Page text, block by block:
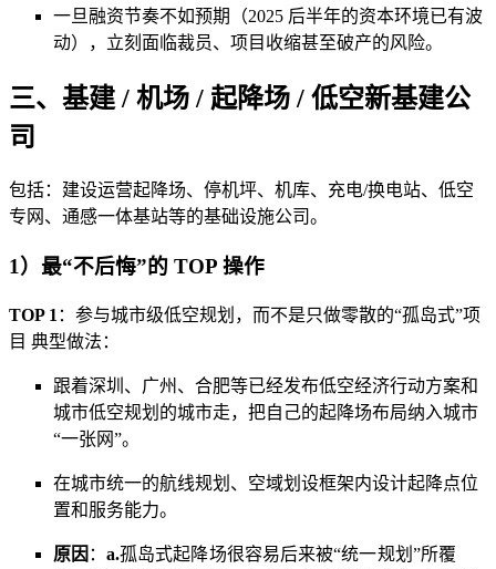
一旦融资节奏不如预期（2025 后半年的资本环境已有波
动），立刻面临裁员、项目收缩甚至破产的风险。
三、基建 / 机场 / 起降场 / 低空新基建公
司
包括：建设运营起降场、停机坪、机库、充电/换电站、低空
专网、通感一体基站等的基础设施公司。
1）最“不后悔”的 TOP 操作
TOP 1 ：参与城市级低空规划，而不是只做零散的“孤岛式”项
目 典型做法：
跟着深圳、广州、合肥等已经发布低空经济行动方案和
城市低空规划的城市走，把自己的起降场布局纳入城市
“一张网”。
在城市统一的航线规划、空域划设框架内设计起降点位
置和服务能力。
原因 ： a.孤岛式起降场很容易后来被“统一规划”所覆